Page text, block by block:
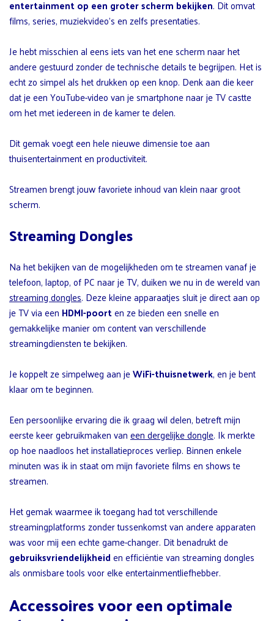
entertainment op een groter scherm bekijken. Dit omvat
films, series, muziekvideo’s en zelfs presentaties.
Je hebt misschien al eens iets van het ene scherm naar het
andere gestuurd zonder de technische details te begrijpen. Het is
echt zo simpel als het drukken op een knop. Denk aan die keer
dat je een YouTube-video van je smartphone naar je TV castte
om het met iedereen in de kamer te delen.
Dit gemak voegt een hele nieuwe dimensie toe aan
thuisentertainment en productiviteit.
Streamen brengt jouw favoriete inhoud van klein naar groot
scherm.
Streaming Dongles
Na het bekijken van de mogelijkheden om te streamen vanaf je
telefoon, laptop, of PC naar je TV, duiken we nu in de wereld van
streaming dongles. Deze kleine apparaatjes sluit je direct aan op
je TV via een HDMI-poorten ze bieden een snelle en
gemakkelijke manier om content van verschillende
streamingdiensten te bekijken.
Je koppelt ze simpelweg aan jeWiFi-thuisnetwerk, en je bent
klaar om te beginnen.
Een persoonlijke ervaring die ik graag wil delen, betreft mijn
eerste keer gebruikmaken vaneen dergelijke dongle. Ik merkte
op hoe naadloos het installatieproces verliep. Binnen enkele
minuten was ik in staat om mijn favoriete films en shows te
streamen.
Het gemak waarmee ik toegang had tot verschillende
streamingplatforms zonder tussenkomst van andere apparaten
was voor mij een echte game-changer. Dit benadrukt de
gebruiksvriendelijkheiden efficiëntie van streaming dongles
als onmisbare tools voor elke entertainmentliefhebber.
Accessoires voor een optimale